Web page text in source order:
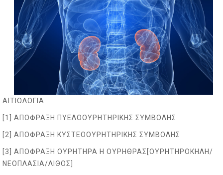
ΑΙΤΙΟΛΟΓΙΑ
[1] ΑΠΟΦΡΑΞΗ ΠΥΕΛΟΟΥΡΗΤΗΡΙΚΗΣ ΣΥΜΒΟΛΗΣ
[2] ΑΠΟΦΡΑΞΗ ΚΥΣΤΕΟΟΥΡΗΤΗΡΙΚΗΣ ΣΥΜΒΟΛΗΣ
[3] ΑΠΟΦΡΑΞΗ ΟΥΡΗΤΗΡΑ Η ΟΥΡΗΘΡΑΣ[ΟΥΡΗΤΗΡΟΚΗΛΗ/
ΝΕΟΠΛΑΣΙΑ/ΛΙΘΟΣ]